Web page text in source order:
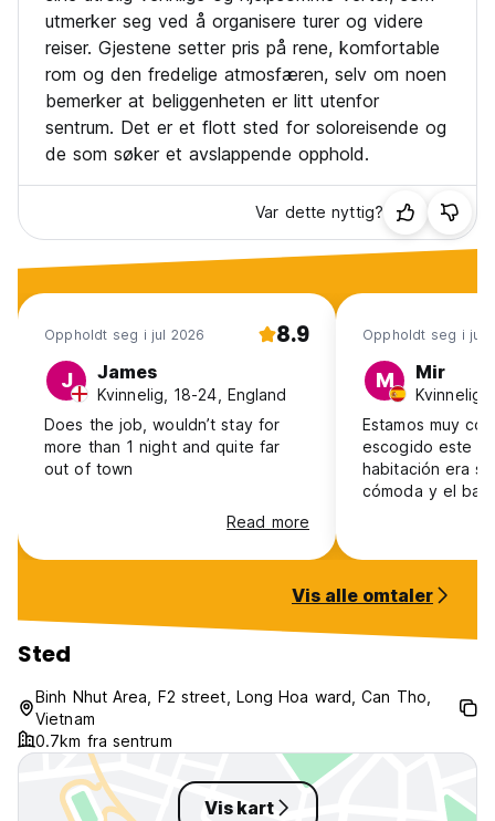
Barnevennlig.
Kun kontanter. (Auto-translated from original language)
utmerker seg ved å organisere turer og videre
reiser. Gjestene setter pris på rene, komfortable
rom og den fredelige atmosfæren, selv om noen
bemerker at beliggenheten er litt utenfor
sentrum. Det er et flott sted for soloreisende og
de som søker et avslappende opphold.
Var dette nyttig?
Oppholdt seg i jul 2026 8.9
J James
Kvinnelig, 18-24, England
Does the job, wouldn’t stay for
more than 1 night and quite far
out of town
Read more
Oppholdt seg i jul
M Mir
Kvinnelig,
Estamos muy
escogido este
habitación era
cómoda y el
acogedor. Lo
buenos
conocido pero
Vis alle omtaler
Sted
Binh Nhut Area, F2 street, Long Hoa ward, Can Tho,
Vietnam
0.7km fra sentrum
Vis kart